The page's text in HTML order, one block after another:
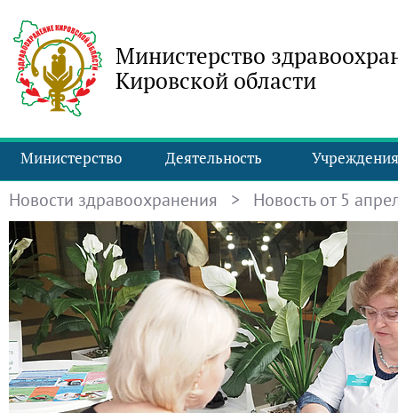
Министерство
Кировской области
Министерство Деятельность Учреждения
Новости здравоохранения > Новость от 5